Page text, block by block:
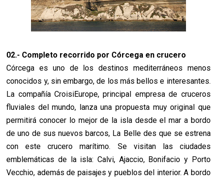
02.- Completo recorrido por Córcega en crucero
Córcega es uno de los destinos mediterráneos menos
conocidos y, sin embargo, de los más bellos e interesantes.
La compañía CroisiEurope, principal empresa de cruceros
fluviales del mundo, lanza una propuesta muy original que
permitirá conocer lo mejor de la isla desde el mar a bordo
de uno de sus nuevos barcos, La Belle des que se estrena
con este crucero marítimo. Se visitan las ciudades
emblemáticas de la isla: Calvi, Ajaccio, Bonifacio y Porto
Vecchio, además de paisajes y pueblos del interior. A bordo